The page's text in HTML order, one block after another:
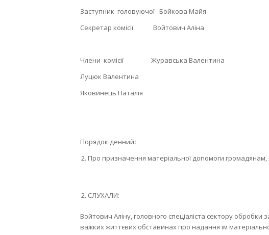
Заступник головуючої Бойкова Майя
Секретар комісії Войтович Аліна
Члени комісії Журавська Валентина
Луцюк Валентина
Яковинець Наталія
Порядок денний:
Про призначення матеріальної допомоги
СЛУХАЛИ:
Войтович Аліну, головного спеціаліста сектору
важких життєвих обставинах про надання їм